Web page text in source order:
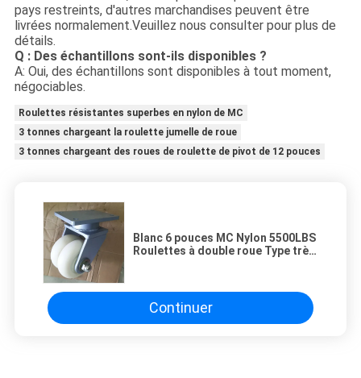
pays restreints, d'autres marchandises peuvent être
livrées normalement.Veuillez nous consulter pour plus de
détails.
Q : Des échantillons sont-ils disponibles ?
A: Oui, des échantillons sont disponibles à tout moment,
négociables.
Roulettes résistantes superbes en nylon de MC
3 tonnes chargeant la roulette jumelle de roue
3 tonnes chargeant des roues de roulette de pivot de 12 pouces
Blanc 6 pouces MC Nylon 5500LBS
Roulettes à double roue Type très
Continuer